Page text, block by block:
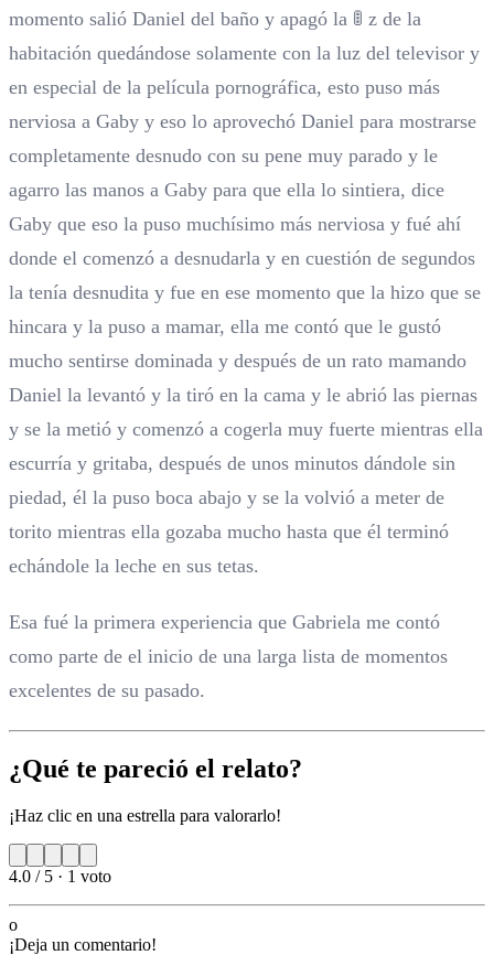
momento salió Daniel del baño y apagó la 🚦 z de la
habitación quedándose solamente con la luz del televisor y
en especial de la película pornográfica, esto puso más
nerviosa a Gaby y eso lo aprovechó Daniel para mostrarse
completamente desnudo con su pene muy parado y le
agarro las manos a Gaby para que ella lo sintiera, dice
Gaby que eso la puso muchísimo más nerviosa y fué ahí
donde el comenzó a desnudarla y en cuestión de segundos
la tenía desnudita y fue en ese momento que la hizo que se
hincara y la puso a mamar, ella me contó que le gustó
mucho sentirse dominada y después de un rato mamando
Daniel la levantó y la tiró en la cama y le abrió las piernas
y se la metió y comenzó a cogerla muy fuerte mientras ella
escurría y gritaba, después de unos minutos dándole sin
piedad, él la puso boca abajo y se la volvió a meter de
torito mientras ella gozaba mucho hasta que él terminó
echándole la leche en sus tetas.
Esa fué la primera experiencia que Gabriela me contó
como parte de el inicio de una larga lista de momentos
excelentes de su pasado.
¿Qué te pareció el relato?
¡Haz clic en una estrella para valorarlo!
4.0 / 5 · 1 voto
o
¡Deja un comentario!